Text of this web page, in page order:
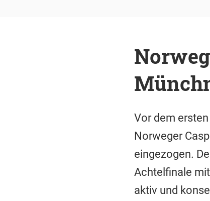
Vor dem
Norweger
eingezogen.
Achtelfinale
aktiv und